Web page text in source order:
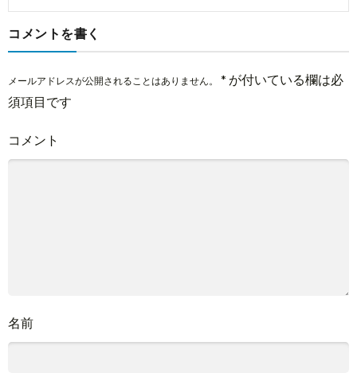
コメントを書く
メールアドレスが公開されることはありません。 * が付いている欄は必
須項目です
コメント
名前